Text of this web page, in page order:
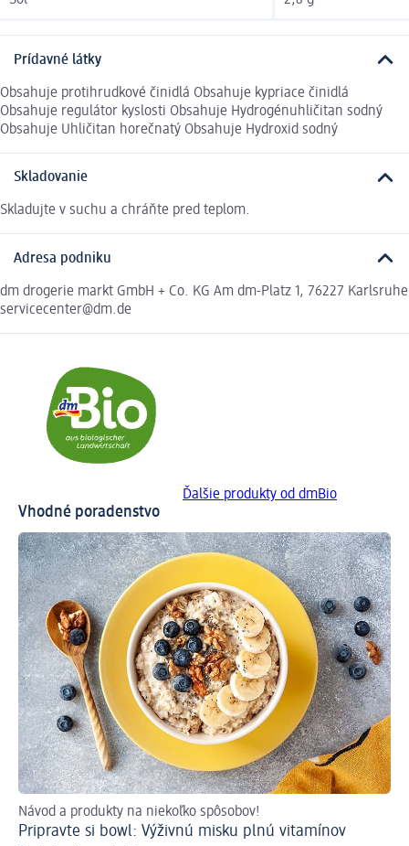
Prídavné látky
Obsahuje protihrudkové činidlá Obsahuje kypriace činidlá
Obsahuje regulátor kyslosti Obsahuje Hydrogénuhličitan sodný
Obsahuje Uhličitan horečnatý Obsahuje Hydroxid sodný
Skladovanie
Skladujte v suchu a chráňte pred teplom.
Adresa podniku
dm drogerie markt GmbH + Co. KG Am dm-Platz 1, 76227 Karlsruhe
servicecenter@dm.de
Ďalšie produkty od dmBio
Vhodné poradenstvo
Návod a produkty na niekoľko spôsobov!
Pripravte si bowl: Výživnú misku plnú vitamínov